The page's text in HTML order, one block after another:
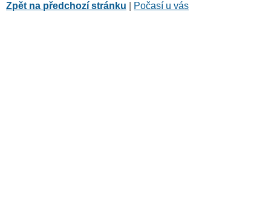
Zpět na předchozí stránku Počasí u vás